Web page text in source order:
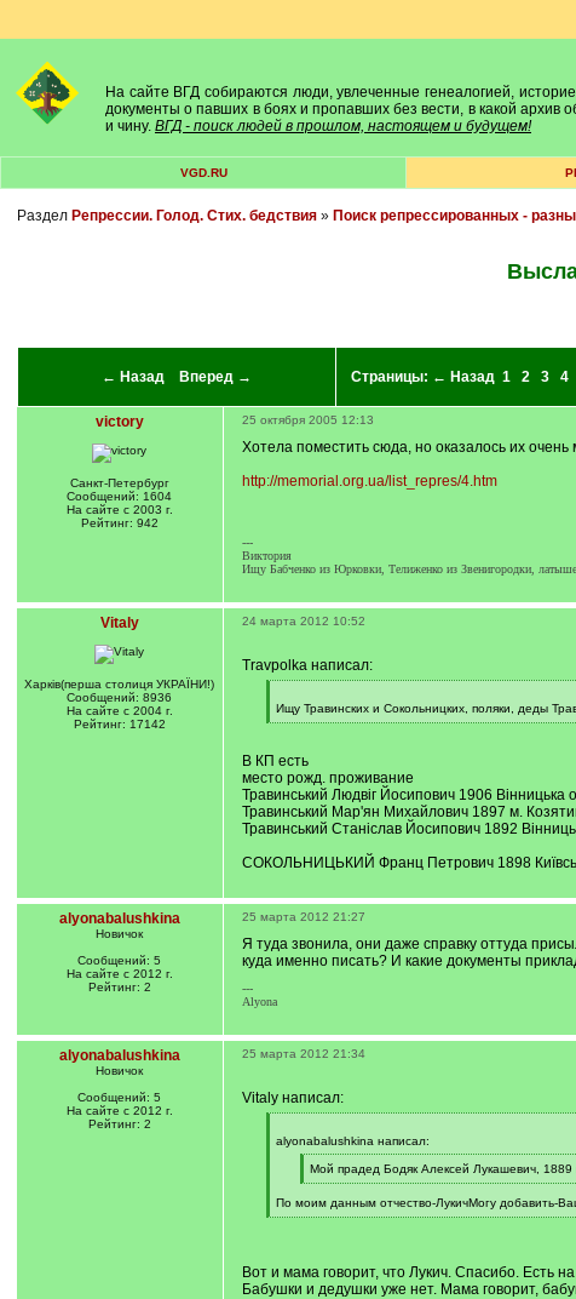
На сайте ВГД собираются люди, увлеченные генеалогией,
документы о павших в боях и пропавших без вести, в какой архив
и чину. ВГД - поиск людей в прошлом, настоящем и будущем!
VGD.RU
Раздел Репрессии. Голод. Стих. бедствия» Поиск репрессированных -
← Назад Вперед → Страницы: ← Назад 1 2 3 4
victory
Санкт-Петербург
Сообщений: 1604
На сайте с 2003 г.
Рейтинг: 942
25 октября 2005 12:13
Хотела поместить сюда, но оказалось их
http://memorial.org.ua/list_repres/4.htm
---
Виктория
Ищу Бабченко из Юрковки, Телиженко из Звенигородки,
Vitaly
Харкiв(перша столиця УКРАЇНИ!)
Сообщений: 8936
На сайте с 2004 г.
Рейтинг: 17142
24 марта 2012 10:52
Travpolka написал:
q
]
Ищу Травинских и Сокольницких, поляки, деды
[
]
В КП есть
место рожд. проживание
Травинський Людвіг Йосипович 1906 Вінницька
Травинський Мар'ян Михайлович 1897 м.
Травинський Станіслав Йосипович 1892
СОКОЛЬНИЦЬКИЙ Франц Петрович 1898
alyonabalushkina
Новичок
Сообщений: 5
На сайте с 2012 г.
Рейтинг: 2
25 марта 2012 21:27
Я туда звонила, они даже справку оттуда
куда именно писать? И какие документы
---
Alyona
alyonabalushkina
Новичок
Сообщений: 5
На сайте с 2012 г.
Рейтинг: 2
25 марта 2012 21:34
Vitaly написал:
q
alyonabalushkina написал:
[
q
Мой прадед Бодяк Алексей Лукашевич,
[
q
]
По моим данным отчество-ЛукичМогу добавить-
[
Вот и мама говорит, что Лукич. Спасибо. Есть
Бабушки и дедушки уже нет. Мама говорит,